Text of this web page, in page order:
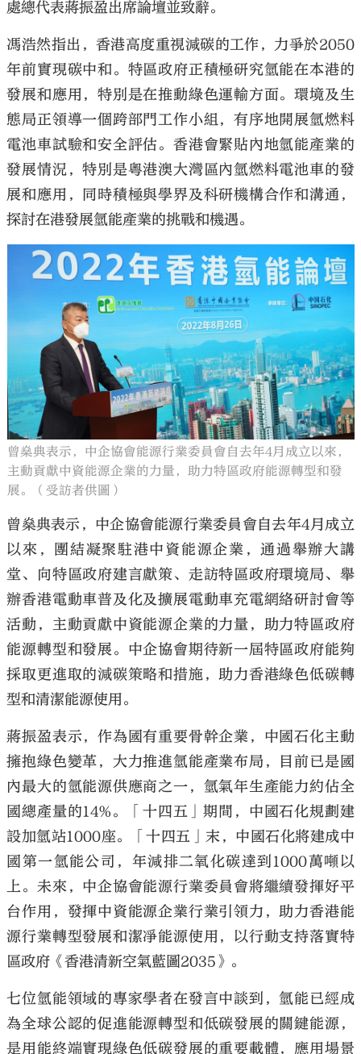
處總代表蔣振盈出席論壇並致辭。
馮浩然指出，香港高度重視減碳的工作，力爭於2050
年前實現碳中和。特區政府正積極研究氫能在本港的
發展和應用，特別是在推動綠色運輸方面。環境及生
態局正領導一個跨部門工作小組，有序地開展氫燃料
電池車試驗和安全評估。香港會緊貼內地氫能產業的
發展情況，特別是粵港澳大灣區內氫燃料電池車的發
展和應用，同時積極與學界及科研機構合作和溝通，
探討在港發展氫能產業的挑戰和機遇。
曾燊典表示，中企協會能源行業委員會自去年4月成立以來，
主動貢獻中資能源企業的力量，助力特區政府能源轉型和發
展。（受訪者供圖）
曾燊典表示，中企協會能源行業委員會自去年4月成立
以來，團結凝聚駐港中資能源企業，通過舉辦大講
堂、向特區政府建言獻策、走訪特區政府環境局、舉
辦香港電動車普及化及擴展電動車充電網絡研討會等
活動，主動貢獻中資能源企業的力量，助力特區政府
能源轉型和發展。中企協會期待新一屆特區政府能夠
採取更進取的減碳策略和措施，助力香港綠色低碳轉
型和清潔能源使用。
蔣振盈表示，作為國有重要骨幹企業，中國石化主動
擁抱綠色變革，大力推進氫能產業布局，目前已是國
內最大的氫能源供應商之一，氫氣年生產能力約佔全
國總產量的14%。「十四五」期間，中國石化規劃建
設加氫站1000座。「十四五」末，中國石化將建成中
國第一氫能公司，年減排二氧化碳達到1000萬噸以
上。未來，中企協會能源行業委員會將繼續發揮好平
台作用，發揮中資能源企業行業引領力，助力香港能
源行業轉型發展和潔凈能源使用，以行動支持落實特
區政府《香港清新空氣藍圖2035》。
七位氫能領域的專家學者在發言中談到，氫能已經成
為全球公認的促進能源轉型和低碳發展的關鍵能源，
是用能終端實現綠色低碳發展的重要載體，應用場景